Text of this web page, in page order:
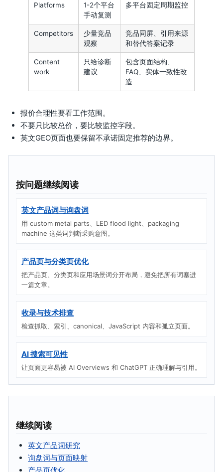
Platforms
1-2个平台
手动复测
多平台固定周期监控
Competitors
少量竞品
观察
竞品同屏、引用来源
和替代答案记录
Content
work
只给诊断
建议
包含页面结构、
FAQ、实体一致性改
造
报价合理性要看工作范围。
不要只比较总价，要比较监控字段。
英文GEO页面也要保留不承诺固定推荐的边界。
按问题继续阅读
英文产品词与询盘词
用 custom metal parts、LED flood light、packaging
machine 这类词判断采购意图。
产品页与分类页优化
把产品页、分类页和应用场景词分开布局，避免把所有词塞进
一篇文章。
收录与技术排查
检查抓取、索引、canonical、JavaScript 内容和孤立页面。
AI 搜索可见性
让页面更容易被 AI Overviews 和 ChatGPT 正确理解与引用。
继续阅读
英文产品词研究
询盘词与页面映射
产品页优化